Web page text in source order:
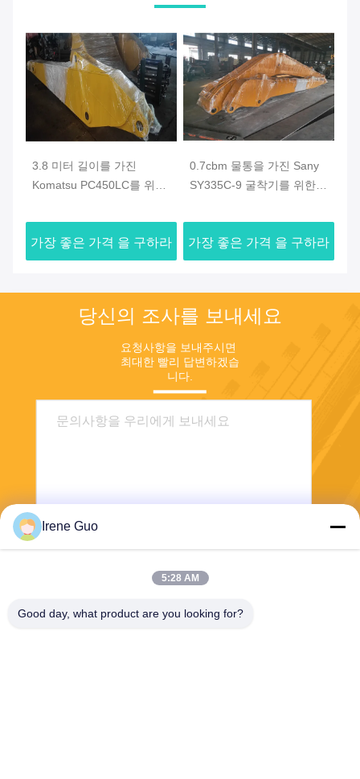
3.8 미터 길이를 가진
Komatsu PC450LC를 위한
가장 좋은 가격 을 구하라
0.7cbm 물통을 가진 Sany
SY335C-9 굴착기를 위한
가장 좋은 가격 을 구하라
당신의 조사를 보내세요
요청사항을 보내주시면
최대한 빨리 답변하겠습
니다.
Irene Guo
5:28 AM
Good day, what product are you looking for?